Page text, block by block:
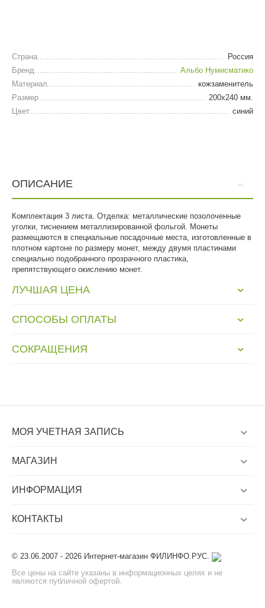
Страна
Россия
Бренд
Альбо Нумисматико
Материал
кожзаменитель
Размер
200х240 мм.
Цвет
синий
ОПИСАНИЕ
Комплектация 3 листа. Отделка: металлические позолоченные
уголки, тиснением металлизированной фольгой. Монеты
размещаются в специальные посадочные места, изготовленные в
плотном картоне по размеру монет, между двумя пластинами
специально подобранного прозрачного пластика,
препятствующего окислению монет.
ЛУЧШАЯ ЦЕНА
СПОСОБЫ ОПЛАТЫ
СОКРАЩЕНИЯ
МОЯ УЧЕТНАЯ ЗАПИСЬ
МАГАЗИН
ИНФОРМАЦИЯ
КОНТАКТЫ
© 23.06.2007 - 2026 Интернет-магазин ФИЛИНФО.РУС.
Все цены на сайте указаны в информационных целях и не
являются публичной офертой.